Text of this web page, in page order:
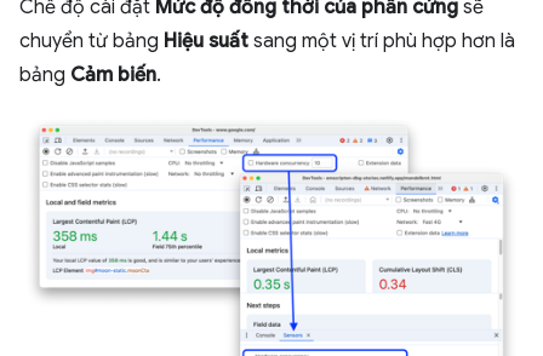
Chế độ cài đặt Mức độ đồng thời của phần cứng sẽ
chuyển từ bảng Hiệu suất sang một vị trí phù hợp hơn là
bảng Cảm biến.